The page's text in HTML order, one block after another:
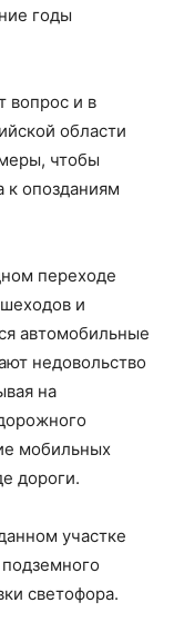
годы
вопрос и в
области
чтобы
к опозданиям
переходе
и
автомобильные
недовольство
на
мобильных
дороги.
участке
светофора.